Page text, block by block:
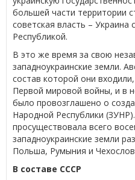
большей части территории
советская власть – Украина
Республикой.
В это же время за свою
западноукраинские земли.
состав которой они
Первой мировой войны, и в
было провозглашено о
Народной Республики
просуществовала всего
западноукраинские земли
Польша, Румыния и
В составе СССР